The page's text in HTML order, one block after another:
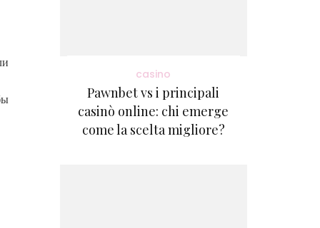
casino
Pawnbet vs i principali
casinò online: chi emerge
come la scelta migliore?